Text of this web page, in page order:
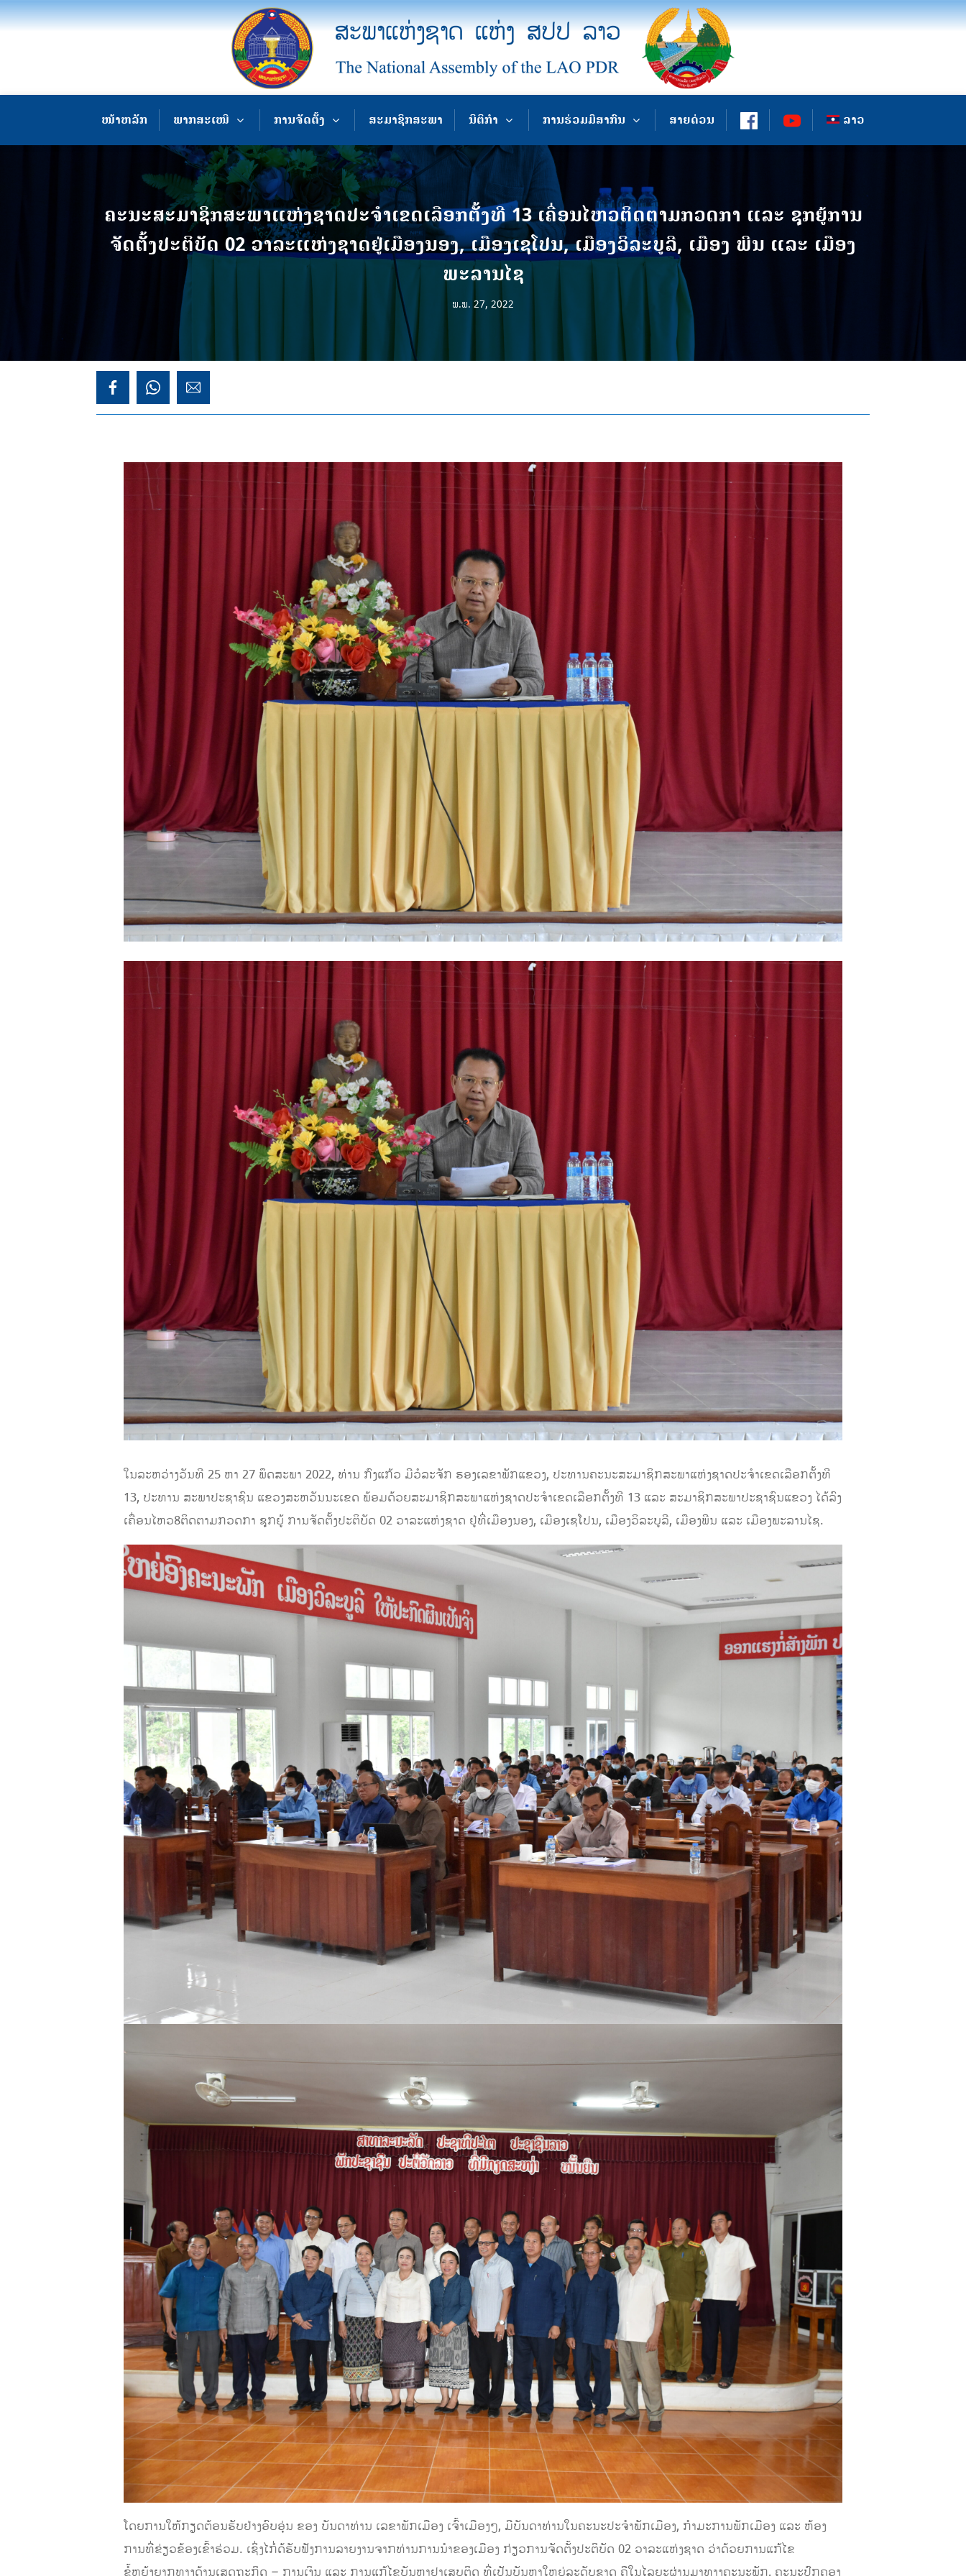
ໜ້າຫລັກ ພາກສະເໜີ ການຈັດຕັ້ງ ສະມາຊິກສະພາ ນິຕິກຳ ການຮ່ວມມືສາກົນ ສາຍດ່ວນ ລາວ
ຄະນະສະມາຊິກສະພາແຫ່ງຊາດປະຈຳເຂດເລືອກຕັ້ງທີ 13 ເຄື່ອນໄຫວຕິດຕາມກວດກາ ແລະ ຊຸກຍູ້ການ
ຈັດຕັ້ງປະຕິບັດ 02 ວາລະແຫ່ງຊາດຢູ່ເມືອງນອງ, ເມືອງເຊໂປນ, ເມືອງວິລະບູລີ, ເມືອງ ພີນ ແລະ ເມືອງ
ພະລານໄຊ
ພ.ພ. 27, 2022
ໃນລະຫວ່າງວັນທີ 25 ຫາ 27 ພຶດສະພາ 2022, ທ່ານ ກົງແກ້ວ ມີວໍລະຈັກ ຮອງເລຂາພັກແຂວງ, ປະທານຄະນະສະມາຊິກສະພາແຫ່ງຊາດປະຈຳເຂດເລືອກຕັ້ງທີ
13, ປະທານ ສະພາປະຊາຊົນ ແຂວງສະຫວັນນະເຂດ ພ້ອມດ້ວຍສະມາຊິກສະພາແຫ່ງຊາດປະຈຳເຂດເລືອກຕັ້ງທີ 13 ແລະ ສະມາຊິກສະພາປະຊາຊົນແຂວງ ໄດ້ລົງ
ເຄື່ອນໄຫວ8ຕິດຕາມກວດກາ ຊຸກຍູ້ ການຈັດຕັ້ງປະຕິບັດ 02 ວາລະແຫ່ງຊາດ ຢູ່ທີ່ເມືອງນອງ, ເມືອງເຊໂປນ, ເມືອງວິລະບູລີ, ເມືອງພີນ ແລະ ເມືອງພະລານໄຊ.
ໂດຍການໃຫ້ກຽດຕ້ອນຮັບຢ່າງອົບອຸ່ນ ຂອງ ບັນດາທ່ານ ເລຂາພັກເມືອງ ເຈົ້າເມືອງໆ, ມີບັນດາທ່ານໃນຄະນະປະຈຳພັກເມືອງ, ກຳມະການພັກເມືອງ ແລະ ຫ້ອງ
ການທີ່ຂ່ຽວຂ້ອງເຂົ້າຮ່ວມ. ເຊິ່ງໄກໍ່ດ້ຮັບຟັງການລາຍງານຈາກທ່ານການນຳຂອງເມືອງ ກ່ຽວການຈັດຕັ້ງປະຕິບັດ 02 ວາລະແຫ່ງຊາດ ວ່າດ້ວຍການແກ້ໄຂ